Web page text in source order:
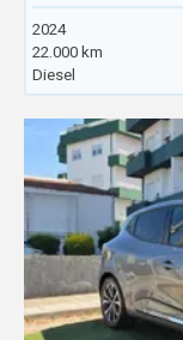
2024
22.000 km
Diesel